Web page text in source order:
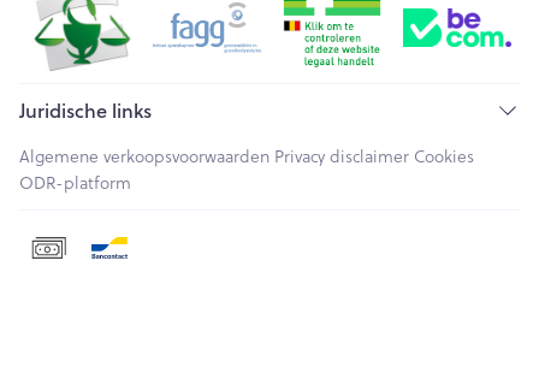
Juridische links
Algemene verkoopsvoorwaarden Privacy disclaimer Cookies
ODR-platform